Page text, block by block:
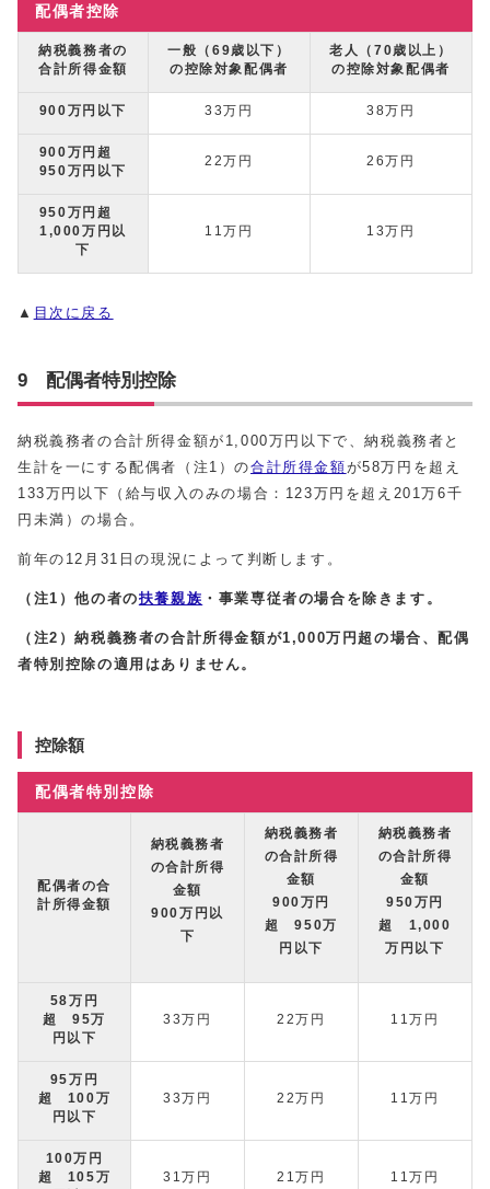
配偶者控除
納税義務者の
合計所得金額
一般（69歳以下）
の控除対象配偶者
老人（70歳以上）
の控除対象配偶者
900万円以下 33万円 38万円
900万円超
950万円以下
22万円 26万円
950万円超
1,000万円以
下
11万円 13万円
▲ 目次に戻る
9 配偶者特別控除
納税義務者の合計所得金額が1,000万円以下で、納税義務者と
生計を一にする配偶者（注1）の合計所得金額が58万円を超え
133万円以下（給与収入のみの場合：123万円を超え201万6千
円未満）の場合。
前年の12月31日の現況によって判断します。
（注1 ）他の者の扶養親族 ・事業専従者の場合を除きます。
（注2）納税義務者の合計所得金額が1,000万円超の場合、配偶
者特別控除の適用はありません。
控除額
配偶者特別控除
配偶者の合
計所得金額
納税義務者
の合計所得
金額
900万円以
下
納税義務者
の合計所得
金額
900万円
超 950万
円以下
納税義務者
の合計所得
金額
950万円
超 1,000
万円以下
58万円
超 95万
円以下
33万円 22万円 11万円
95万円
超 100万
円以下
33万円 22万円 11万円
100万円
超 105万
31万円 21万円 11万円